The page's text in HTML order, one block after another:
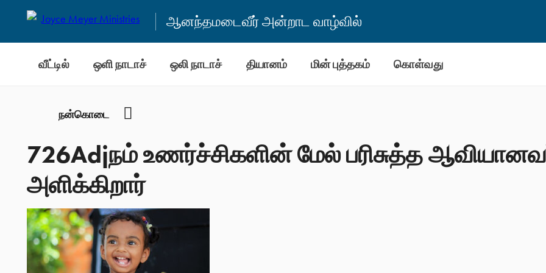
ஆனந்தமடைவீர் அன்றாட வாழ்வில்
வீட்டில் ஒளி நாடாச் ஒலி நாடாச் தியானம் மின் புத்தகம் கொள்வது
நன்கொடை
726Adjநம் உணர்ச்சிகளின் மேல் பரிசுத்த
அளிக்கிறார்